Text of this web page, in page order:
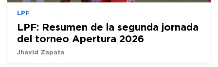
LPF
LPF: Resumen de la segunda jornada
del torneo Apertura 2026
Jhavid Zapata